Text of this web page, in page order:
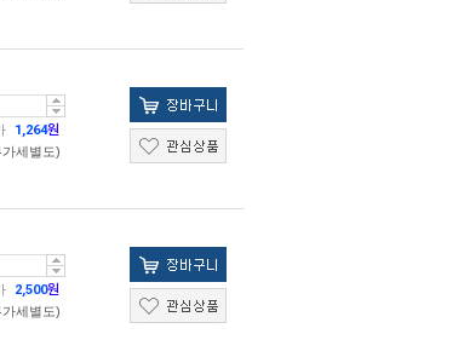
1,264원
세별도)
2,500원
세별도)